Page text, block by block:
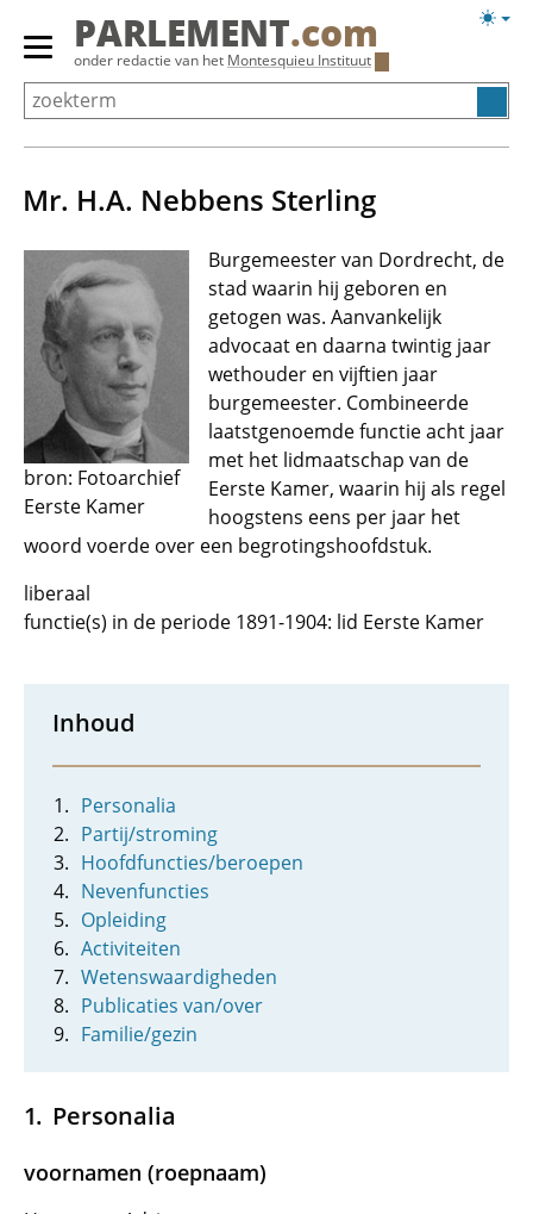
Overslaan
Primair
menu
tonen/verbergen
PARLEMENT.com
onder redactie van het Montesquieu Instituut
Mr. H.A. Nebbens Sterling
bron: Fotoarchief
Eerste Kamer
Burgemeester van Dordrecht, de
stad waarin hij geboren en
getogen was. Aanvankelijk
advocaat en daarna twintig jaar
wethouder en vijftien jaar
burgemeester. Combineerde
laatstgenoemde functie acht jaar
met het lidmaatschap van de
Eerste Kamer, waarin hij als regel
hoogstens eens per jaar het
woord voerde over een begrotingshoofdstuk.
liberaal
functie(s) in de periode 1891-1904: lid Eerste Kamer
Inhoud
Personalia
Partij/stroming
Hoofdfuncties/beroepen
Nevenfuncties
Opleiding
Activiteiten
Wetenswaardigheden
Publicaties van/over
Familie/gezin
Personalia
voornamen (roepnaam)